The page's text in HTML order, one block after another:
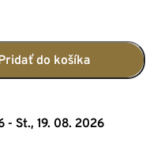
do košíka
- St., 19. 08. 2026